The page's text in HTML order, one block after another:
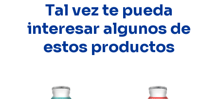
Tal vez te pueda
interesar algunos de
estos productos